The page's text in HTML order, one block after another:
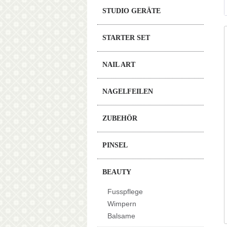
STUDIO GERÄTE
STARTER SET
NAIL ART
NAGELFEILEN
ZUBEHÖR
PINSEL
BEAUTY
Fusspflege
Wimpern
Balsame